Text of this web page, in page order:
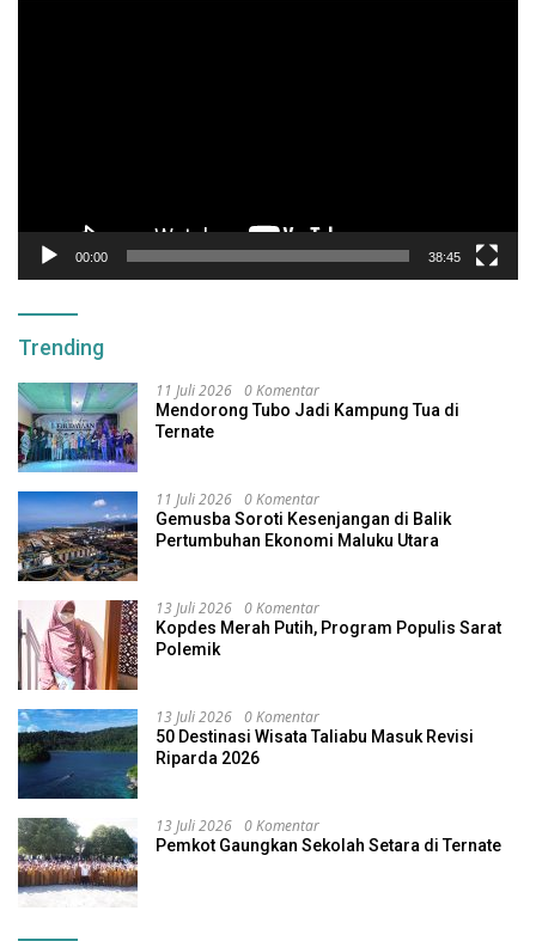
00:00 38:45
Trending
11 Juli 2026 0 Komentar
Mendorong Tubo Jadi Kampung Tua di
Ternate
11 Juli 2026 0 Komentar
Gemusba Soroti Kesenjangan di Balik
Pertumbuhan Ekonomi Maluku Utara
13 Juli 2026 0 Komentar
Kopdes Merah Putih, Program Populis Sarat
Polemik
13 Juli 2026 0 Komentar
50 Destinasi Wisata Taliabu Masuk Revisi
Riparda 2026
13 Juli 2026 0 Komentar
Pemkot Gaungkan Sekolah Setara di Ternate